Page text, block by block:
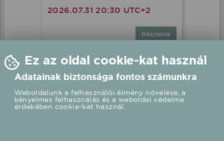
2026.07.31 20:30 UTC+2
Részletek
Minden cookie elfogadása
További lehetőségek